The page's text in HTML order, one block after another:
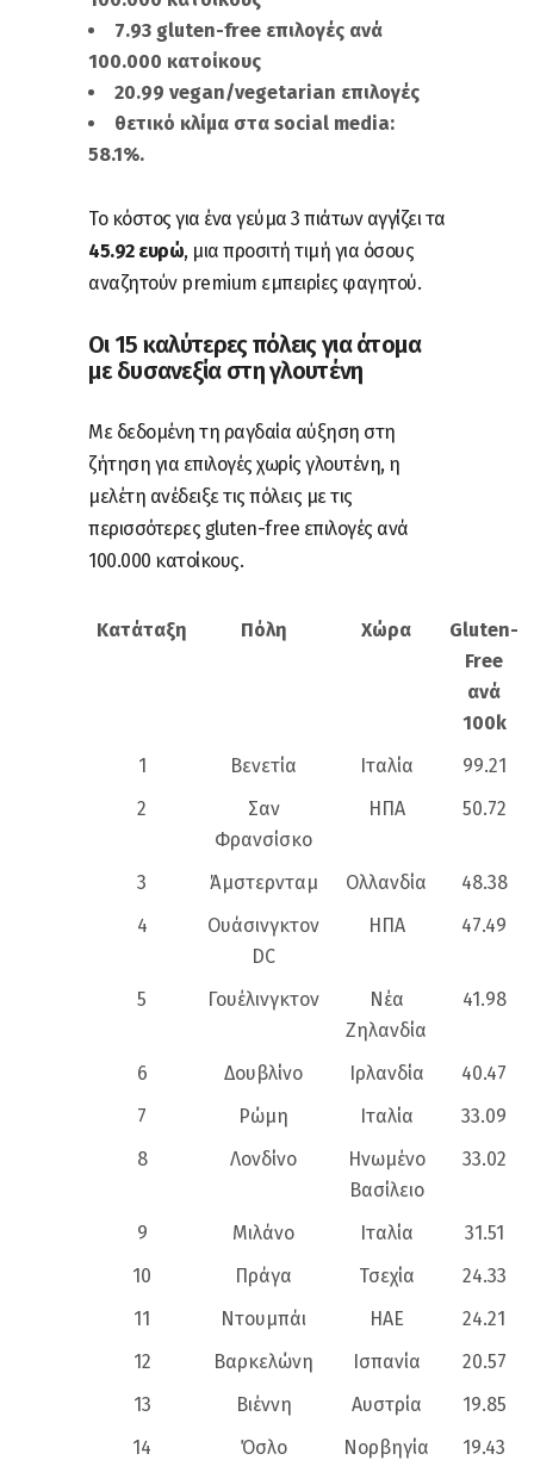
7.93 gluten-free επιλογές ανά
100.000 κατοίκους
20.99 vegan/vegetarian επιλογές
θετικό κλίμα στα social media:
58.1%.
Το κόστος για ένα γεύμα 3 πιάτων αγγίζει τα
45.92 ευρώ, μια προσιτή τιμή για όσους
αναζητούν premium εμπειρίες φαγητού.
Οι 15 καλύτερες πόλεις για άτομα
με δυσανεξία στη γλουτένη
Με δεδομένη τη ραγδαία αύξηση στη
ζήτηση για επιλογές χωρίς γλουτένη, η
μελέτη ανέδειξε τις πόλεις με τις
περισσότερες gluten-free επιλογές ανά
100.000 κατοίκους.
Κατάταξη Πόλη Χώρα
Gluten-
Free
ανά
100k
1
Βενετία Ιταλία
99.21
2
Σαν
Φρανσίσκο
ΗΠΑ 50.72
3 Άμστερνταμ Ολλανδία
48.38
4
Ουάσινγκτον
DC
ΗΠΑ 47.49
5 Γουέλινγκτον
Νέα
Ζηλανδία
41.98
6 Δουβλίνο Ιρλανδία
40.47
7
Ρώμη Ιταλία
33.09
8
Λονδίνο
Ηνωμένο
Βασίλειο
33.02
9 Μιλάνο Ιταλία
31.51
10
Πράγα Τσεχία
24.33
11
Ντουμπάι ΗΑΕ
24.21
12
Βαρκελώνη Ισπανία
20.57
13
Βιέννη Αυστρία
19.85
14
Όσλο Νορβηγία
19.43